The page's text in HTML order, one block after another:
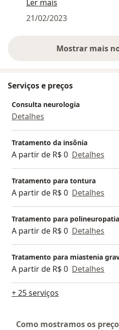
convênio ou mesmo o
operadora. Você ligar
Ler mais
21/02/2023
Serviços e preços
Consulta neurologia
Detalhes
Tratamento da insônia
A partir de R$ 0 Detalhes
Tratamento para tontura
A partir de R$ 0 Detalhes
Tratamento para
A partir de R$ 0 Detalhes
Tratamento para miastenia
A partir de R$ 0 Detalhes
+ 25 serviços
Como mostramos os